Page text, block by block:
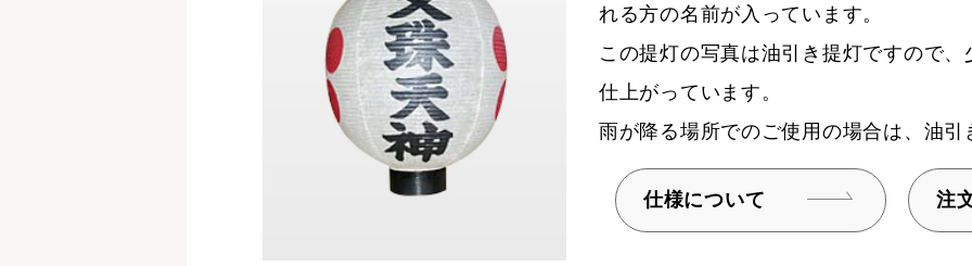
れる方の名前が入っています。
この提灯の写真は油引き提灯ですので
仕上がっています。
雨が降る場所でのご使用の場合は、油
仕様について 注